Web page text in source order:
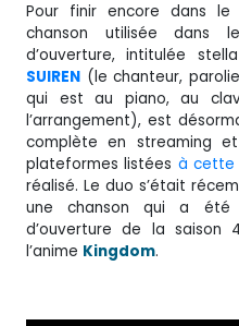
Pour finir encore dans
chanson utilisée dans
d’ouverture, intitulée
SUIREN (le chanteur,
qui est au piano, au
l’arrangement), est
complète en streaming
plateformes listées à cette
réalisé. Le duo s’était
une chanson qui a été
d’ouverture de la
l’anime Kingdom.